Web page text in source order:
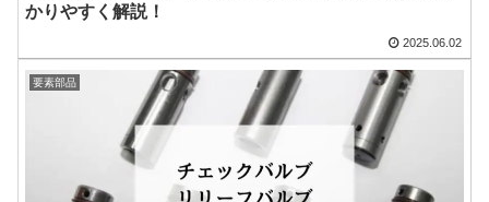
かりやすく解説！
2025.06.02
要素部品